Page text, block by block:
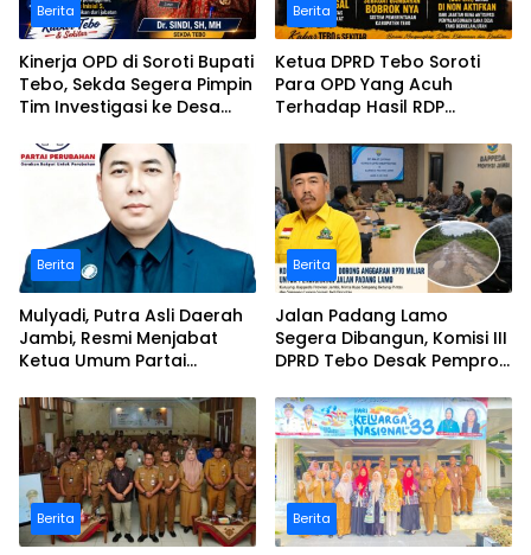
Berita
Kinerja OPD di Soroti Bupati
Tebo, Sekda Segera Pimpin
Tim Investigasi ke Desa
serumpun
Berita
Ketua DPRD Tebo Soroti
Para OPD Yang Acuh
Terhadap Hasil RDP
Pamuatan
Berita
Mulyadi, Putra Asli Daerah
Jambi, Resmi Menjabat
Ketua Umum Partai
Perwakilan ASEAN Partai
Perubahan di Malaysia
Berita
Jalan Padang Lamo
Segera Dibangun, Komisi III
DPRD Tebo Desak Pemprov
Anggaran Rp70 Miliar
Berita Berita